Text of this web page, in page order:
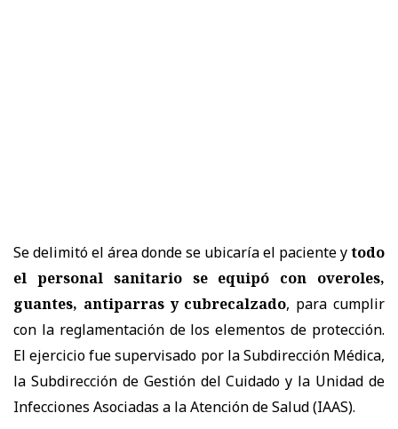
Se delimitó el área donde se ubicaría el paciente ytodo
el personal sanitario se equipó con overoles,
guantes, antiparras y cubrecalzado, para cumplir
con la reglamentación de los elementos de protección.
El ejercicio fue supervisado por la Subdirección Médica,
la Subdirección de Gestión del Cuidado y la Unidad de
Infecciones Asociadas a la Atención de Salud (IAAS).